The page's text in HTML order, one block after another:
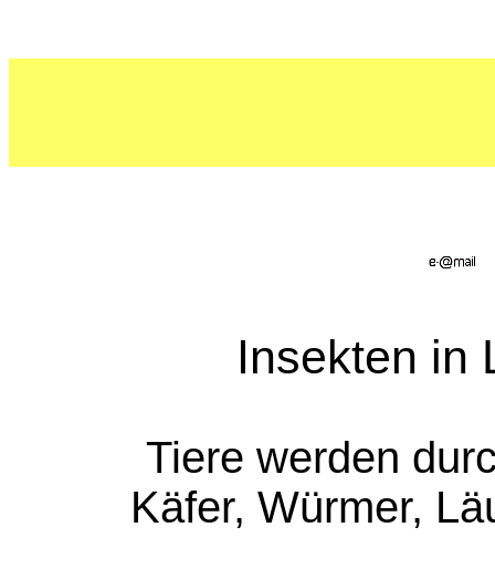
Insekten in
Tiere werden
Käfer, Würmer,